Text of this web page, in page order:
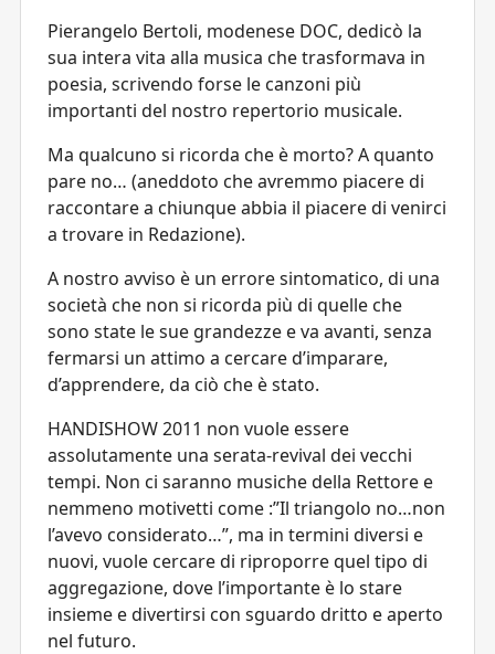
Pierangelo Bertoli, modenese DOC, dedicò la
sua intera vita alla musica che trasformava in
poesia, scrivendo forse le canzoni più
importanti del nostro repertorio musicale.
Ma qualcuno si ricorda che è morto? A quanto
pare no… (aneddoto che avremmo piacere di
raccontare a chiunque abbia il piacere di venirci
a trovare in Redazione).
A nostro avviso è un errore sintomatico, di una
società che non si ricorda più di quelle che
sono state le sue grandezze e va avanti, senza
fermarsi un attimo a cercare d’imparare,
d’apprendere, da ciò che è stato.
HANDISHOW 2011 non vuole essere
assolutamente una serata-revival dei vecchi
tempi. Non ci saranno musiche della Rettore e
nemmeno motivetti come :”Il triangolo no…non
l’avevo considerato…”, ma in termini diversi e
nuovi, vuole cercare di riproporre quel tipo di
aggregazione, dove l’importante è lo stare
insieme e divertirsi con sguardo dritto e aperto
nel futuro.